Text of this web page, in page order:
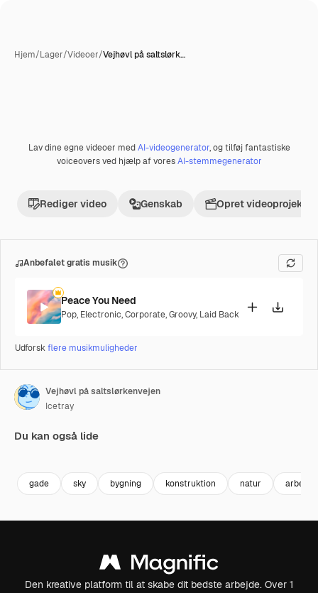
Hjem/Lager/Videoer/Vejhøvl på saltslørk…
Præmie
Lav dine egne videoer medAI-videogenerator, og tilføj fantastiske
voiceovers ved hjælp af voresAI-stemmegenerator
Rediger video Genskab Opret videoprojekt
Anbefalet gratis musik
Peace You Need
Pop, Electronic,Corporate,Groovy, Laid Back
Udforskflere musikmuligheder
Vejhøvl på saltslørkenvejen
Icetray
Du kan også lide
gade sky bygning konstruktion natur arbejde
Den kreative platform til at skabe dit bedste arbejde. Over 1